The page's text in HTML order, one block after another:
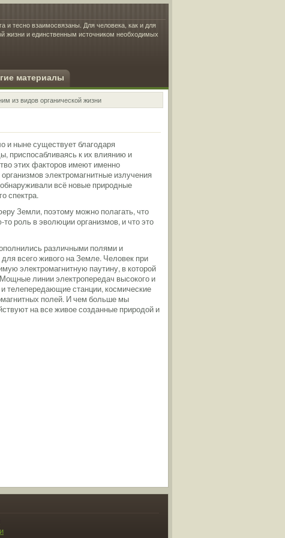
и тесно взаимосвязаны. Для человека, как и для
жизни и единственным источником необходимых
материалы
из видов органической жизни
и ныне существует благодаря
приспосабливаясь к их влиянию и
этих факторов имеют именно
электромагнитные излучения
всё новые природные
спектра.
Земли, поэтому можно полагать, что
роль в эволюции организмов, и что это
различными полями и
всего живого на Земле. Человек при
электромагнитную паутину, в которой
линии электропередач высокого и
телепередающие станции, космические
полей. И чем больше мы
на все живое созданные природой и